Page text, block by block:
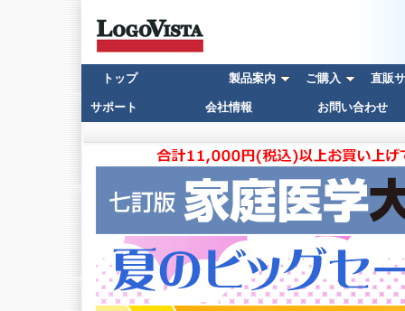
トップ 製品案内 ご購入 直販
サポート 会社情報 お問い合わせ